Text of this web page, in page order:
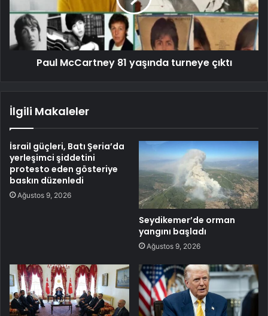
Paul McCartney 81 yaşında turneye çıktı
İlgili Makaleler
İsrail güçleri, Batı Şeria’da
yerleşimci şiddetini
protesto eden gösteriye
baskın düzenledi
Ağustos 9, 2026
Seydikemer’de orman
yangını başladı
Ağustos 9, 2026